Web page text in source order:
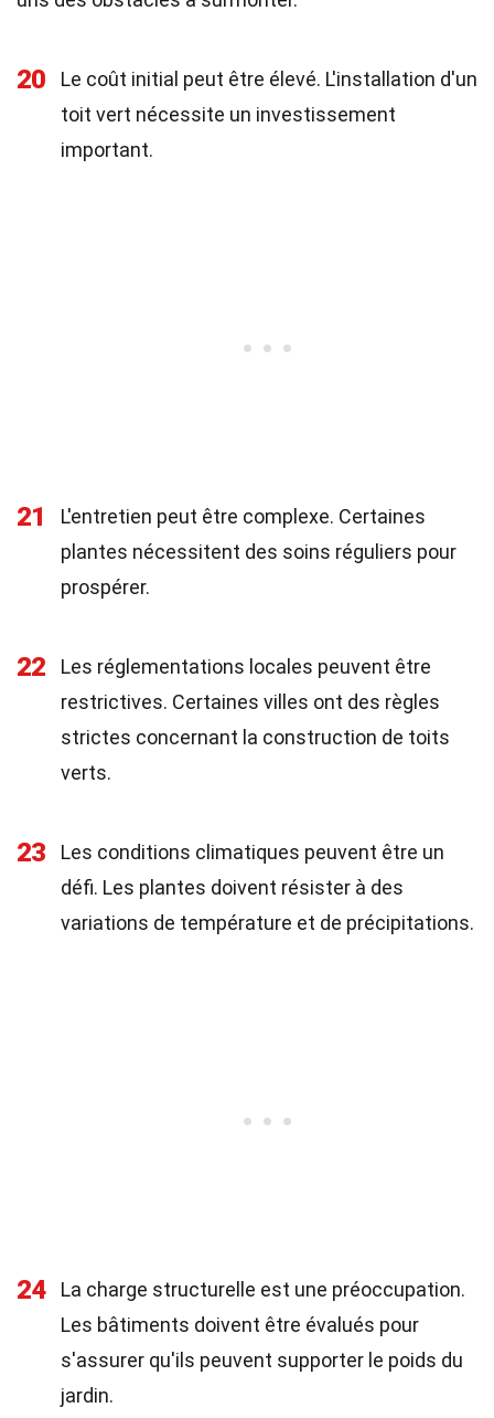
20
Le coût initial peut être élevé. L'installation d'un
toit vert nécessite un investissement
important.
21
L'entretien peut être complexe. Certaines
plantes nécessitent des soins réguliers pour
prospérer.
22
Les réglementations locales peuvent être
restrictives. Certaines villes ont des règles
strictes concernant la construction de toits
verts.
23
Les conditions climatiques peuvent être un
défi. Les plantes doivent résister à des
variations de température et de précipitations.
24
La charge structurelle est une préoccupation.
Les bâtiments doivent être évalués pour
s'assurer qu'ils peuvent supporter le poids du
jardin.